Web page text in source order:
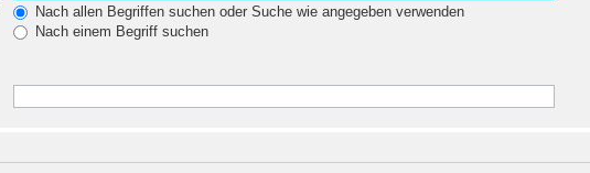
Nach allen Begriffen suchen oder Suche wie angegeben verwenden
Nach einem Begriff suchen